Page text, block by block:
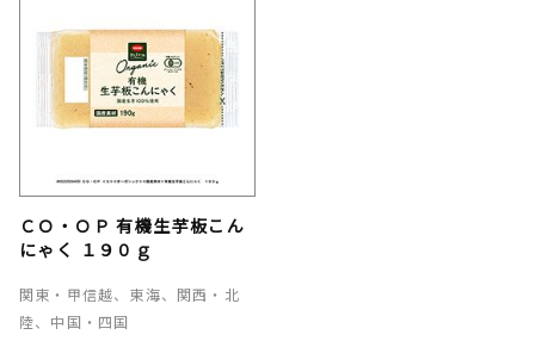
ＣＯ・ＯＰ 有機生芋板こん
にゃく １９０ｇ
関東・甲信越、東海、関西・北
陸、中国・四国